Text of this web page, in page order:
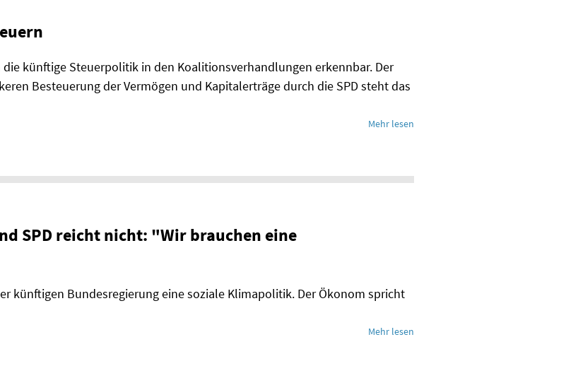
künftige Steuerpolitik in den Koalitionsverhandlungen erkennbar. Der
Besteuerung der Vermögen und Kapitalerträge durch die SPD steht das
Mehr lesen
SPD reicht nicht: "Wir brauchen eine
künftigen Bundesregierung eine soziale Klimapolitik. Der Ökonom spricht
Mehr lesen